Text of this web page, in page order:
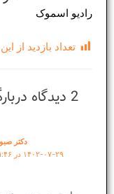
رادیو اسموک
تعداد بازدید از
2 دیدگاه دربارهٔ «دستم را بگیر»
دکتر
۱۴۰۲-۰۷-۲۹ در ۰۹:۴۶